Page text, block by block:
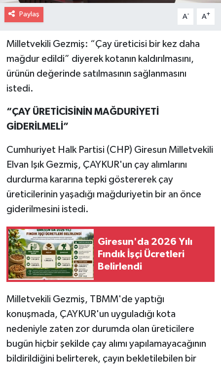
Paylaş A- A+
Milletvekili Gezmiş: “Çay üreticisi bir kez daha
mağdur edildi” diyerek kotanın kaldırılmasını,
ürünün değerinde satılmasının sağlanmasını
istedi.
“ÇAY ÜRETİCİSİNİN MAĞDURİYETİ
GİDERİLMELİ”
Cumhuriyet Halk Partisi (CHP) Giresun Milletvekili
Elvan Işık Gezmiş, ÇAYKUR'un çay alımlarını
durdurma kararına tepki göstererek çay
üreticilerinin yaşadığı mağduriyetin bir an önce
giderilmesini istedi.
Giresun'da 2026 Yılı
Fındık İşçi Ücretleri
Belirlendi
Milletvekili Gezmiş, TBMM'de yaptığı
konuşmada, ÇAYKUR'un uyguladığı kota
nedeniyle zaten zor durumda olan üreticilere
bugün hiçbir şekilde çay alımı yapılamayacağının
bildirildiğini belirterek, çayın bekletilebilen bir